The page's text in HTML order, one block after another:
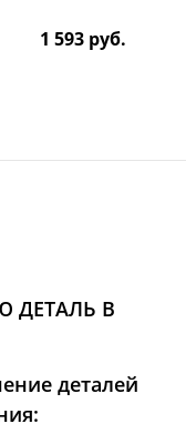
1 593 руб.
ДЕТАЛЬ В
деталей